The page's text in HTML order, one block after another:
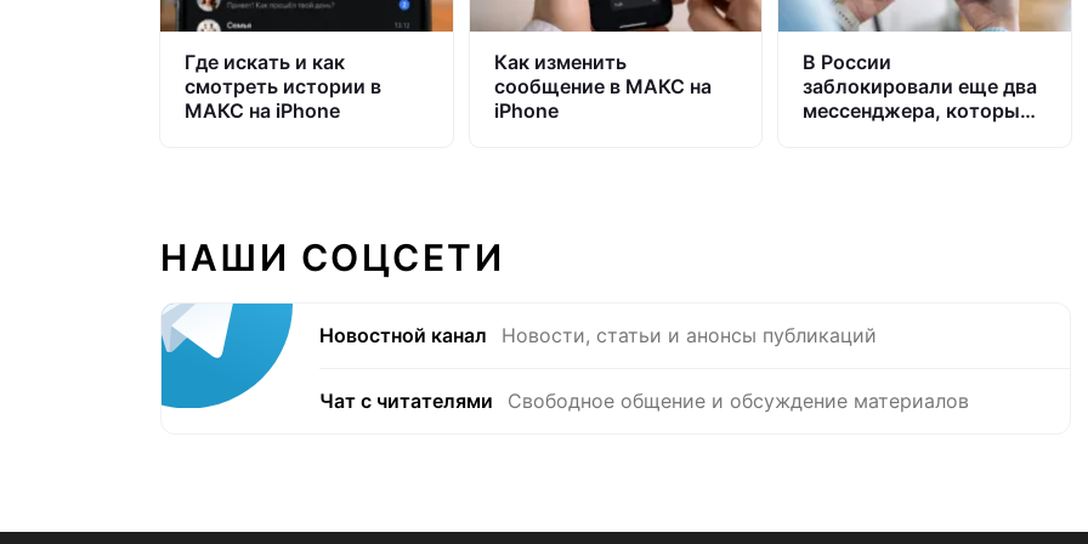
Где искать и как
смотреть истории в
МАКС на iPhone
Как изменить
сообщение в МАКС на
iPhone
В России
заблокировали еще два
мессенджера, которые
НАШИ СОЦСЕТИ
Новостной канал Новости, статьи и анонсы публикаций
Чат с читателями Свободное общение и обсуждение материалов